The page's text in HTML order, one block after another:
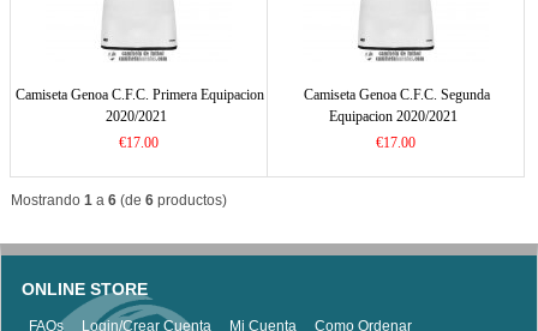
Camiseta Genoa C.F.C. Primera Equipacion
2020/2021
€17.00
Camiseta Genoa C.F.C. Segunda
Equipacion 2020/2021
€17.00
Mostrando 1a 6(de 6productos)
ONLINE STORE
FAQs Login/Crear Cuenta Mi Cuenta
Como Ordenar